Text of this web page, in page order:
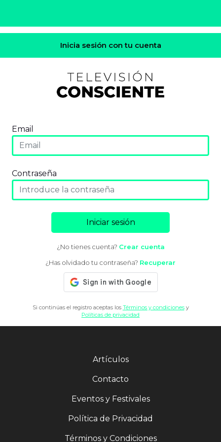
Inicia sesión con tu cuenta
Email
Contraseña
Iniciar sesión
¿No tienes cuenta? Crear cuenta
¿Has olvidado tu contraseña? Recuperar
Si continúas el registro aceptas los Términos y condicionesy
Políticas de privacidad
Artículos
Contacto
Eventos y Festivales
Política de Privacidad
Términos y Condiciones